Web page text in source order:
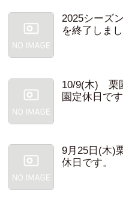
2025シーズ
を終了しまし
10/9(木) 栗
園定休日です
9月25日(木)
休日です。